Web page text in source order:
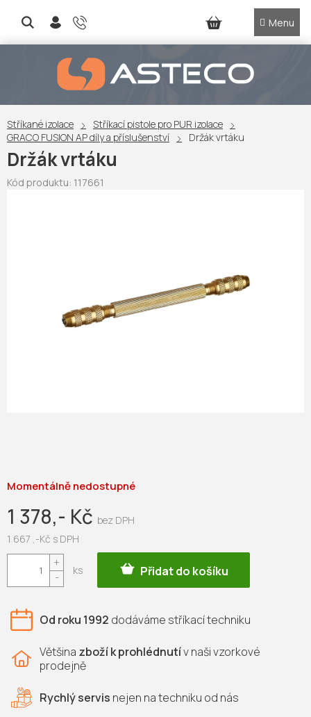
NÁKUPNÍ
KOŠÍK
Držák vrtáku
Kód produktu: 117661
1 378,- Kč
1 667 ,-Kč s DPH
Měrná
Momentálně nedostupné
Přidat do košíku
Od roku 1992 dodáváme stříkací techniku
Většina zboží k prohlédnutív naši vzorkové
prodejně
Rychlý servis nejen natechniku od nás
Stříkané izolace
Stříkací pistole pro PUR izolace
GRACO FUSION AP díly a příslušenství
Držák vrtáku